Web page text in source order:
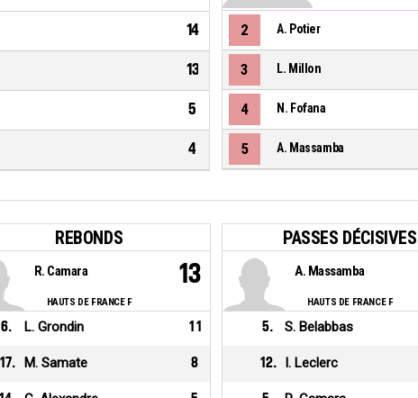
14
13
5
4
2 A. Potier
3 L. Millon
4 N. Fofana
5 A. Massamba
REBONDS
HAUTS DE FRANCE F
R. Camara 13
6. L. Grondin 11
17. M. Samate 8
PASSES DÉCISIVES
HAUTS DE FRANCE F
A. Massamba
5. S. Belabbas
12. I. Leclerc